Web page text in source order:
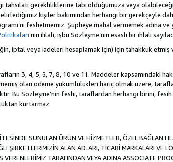
gerekliliklerine tabi olduğumuza veya
kişiler bakımından herhangi bir gerekçeyle
feshetmemiz. Şüpheye mahal vermemek adına ve
’nın ihlali, işbu Sözleşme’nin esaslı bir ihlali
iptal veya iadeleri hesaplamak için) için tahakkuk
3, 4, 5, 6, 7, 8, 10 ve 11. Maddeler kapsamındaki
olan ödeme yükümlülükleri hariç olmak üzere,
Bu Sözleşme’nin feshi, taraflardan herhangi birini,
kurtarmaz.
SUNULAN ÜRÜN VE HİZMETLER, ÖZEL
ŞİRKETLERİMİZİN ALAN ADLARI, TİCARİ MARKALARI VE
VERENLERİMİZ TARAFINDAN VEYA ADINA ASSOCIATE